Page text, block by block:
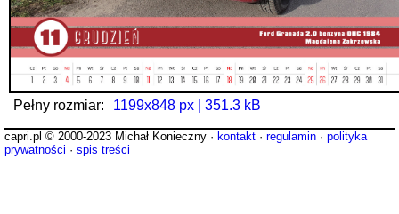
Pełny rozmiar: 1199x848 px | 351.3 kB
capri.pl © 2000-2023 Michał Konieczny · kontakt · regulamin · polityka
prywatności · spis treści